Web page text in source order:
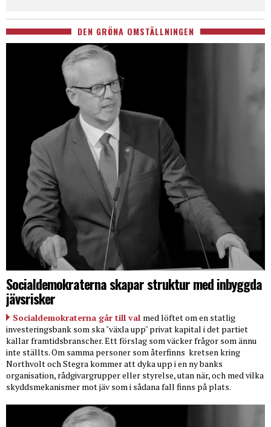
DEN GRÖNA OMSTÄLLNINGEN
Socialdemokraterna skapar struktur med inbyggda
jävsrisker
Socialdemokraterna går till val med löftet om en statlig
investeringsbank som ska "växla upp" privat kapital i det partiet
kallar framtidsbranscher. Ett förslag som väcker frågor som ännu
inte ställts. Om samma personer som återfinns kretsen kring
Northvolt och Stegra kommer att dyka upp i en ny banks
organisation, rådgivargrupper eller styrelse, utan när, och med vilka
skyddsmekanismer mot jäv som i sådana fall finns på plats.